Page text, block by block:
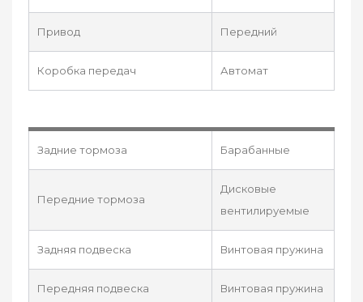
Привод Передний
Коробка передач Автомат
Задние тормоза Барабанные
Передние тормоза
Дисковые
вентилируемые
Задняя подвеска Винтовая пружина
Передняя подвеска Винтовая пружина